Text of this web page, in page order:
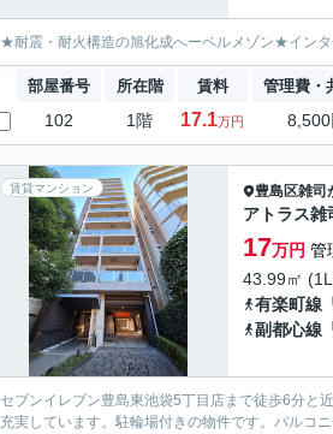
★耐震・耐火構造の旭化成へーベルメゾン★イン
部屋番号 所在階 賃料 管理費・
102 1階 17.1万円 8,500
賃貸マンション 豊島区雑司
アトラス雑
17万円 管
43.99㎡
有楽町線
副都心線
セブンイレブン豊島東池袋5丁目店まで徒歩6分と
充実しています。駐輪場付きの物件です。バルコ